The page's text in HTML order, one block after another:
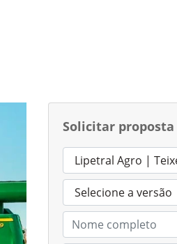
Solicitar proposta